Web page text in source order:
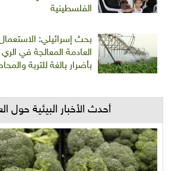
الفلسطينية
بحث إسرائيلي: الاستعمال
العادمة المعالجة في
بأضرار بالغة للتربة
أحدث الأخبار البيئية حول